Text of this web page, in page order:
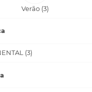
Verão (3)
(3)